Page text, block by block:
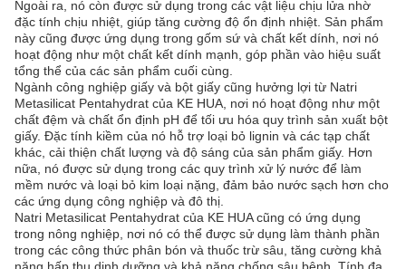
Ngoài ra, nó còn được sử dụng trong các vật liệu chịu lửa nhờ
đặc tính chịu nhiệt, giúp tăng cường độ ổn định nhiệt. Sản phẩm
này cũng được ứng dụng trong gốm sứ và chất kết dính, nơi nó
hoạt động như một chất kết dính mạnh, góp phần vào hiệu suất
tổng thể của các sản phẩm cuối cùng.
Ngành công nghiệp giấy và bột giấy cũng hưởng lợi từ Natri
Metasilicat Pentahydrat của KE HUA, nơi nó hoạt động như một
chất đệm và chất ổn định pH để tối ưu hóa quy trình sản xuất bột
giấy. Đặc tính kiềm của nó hỗ trợ loại bỏ lignin và các tạp chất
khác, cải thiện chất lượng và độ sáng của sản phẩm giấy. Hơn
nữa, nó được sử dụng trong các quy trình xử lý nước để làm
mềm nước và loại bỏ kim loại nặng, đảm bảo nước sạch hơn cho
các ứng dụng công nghiệp và đô thị.
Natri Metasilicat Pentahydrat của KE HUA cũng có ứng dụng
trong nông nghiệp, nơi nó có thể được sử dụng làm thành phần
trong các công thức phân bón và thuốc trừ sâu, tăng cường khả